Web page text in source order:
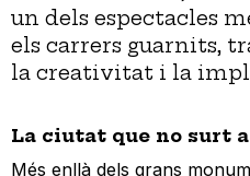
un dels espectacles
els carrers guarnits,
la creativitat i la
La ciutat que no surt
Més enllà dels grans